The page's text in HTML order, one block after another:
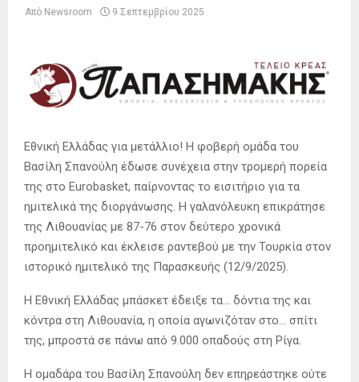
Από Newsroom 9 Σεπτεμβρίου 2025
Εθνική Ελλάδας για μετάλλιο! Η φοβερή ομάδα του
Βασίλη Σπανούλη έδωσε συνέχεια στην τρομερή πορεία
της στο Eurobasket, παίρνοντας το εισιτήριο για τα
ημιτελικά της διοργάνωσης. Η γαλανόλευκη επικράτησε
της Λιθουανίας με 87-76 στον δεύτερο χρονικά
προημιτελικό και έκλεισε ραντεβού με την Τουρκία στον
ιστορικό ημιτελικό της Παρασκευής (12/9/2025).
Η Εθνική Ελλάδας μπάσκετ έδειξε τα… δόντια της και
κόντρα στη Λιθουανία, η οποία αγωνιζόταν στο… σπίτι
της, μπροστά σε πάνω από 9.000 οπαδούς στη Ρίγα.
Η ομαδάρα του Βασίλη Σπανούλη δεν επηρεάστηκε ούτε